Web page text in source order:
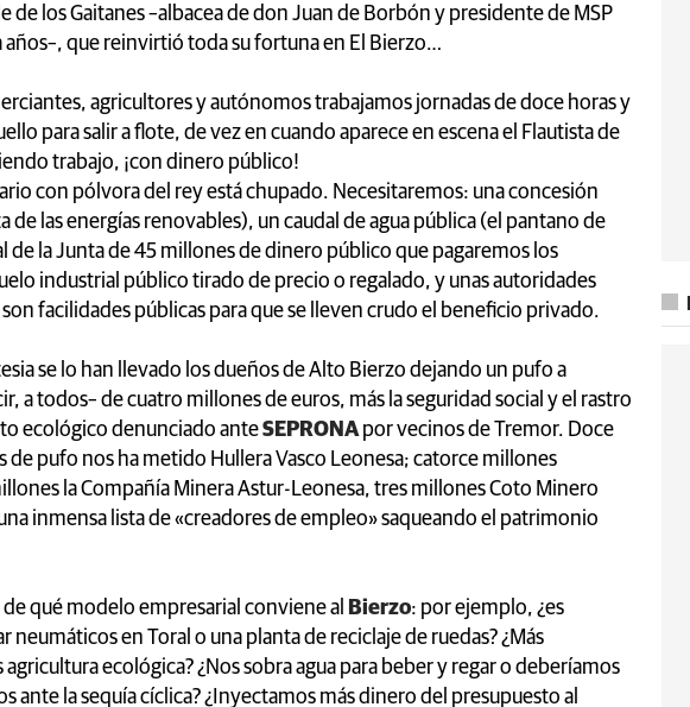
de los Gaitanes –albacea de don Juan de Borbón y presidente de MSP
años–, que reinvirtió toda su fortuna en El Bierzo…
agricultores y autónomos trabajamos jornadas de doce horas y
para salir a flote, de vez en cuando aparece en escena el Flautista de
trabajo, ¡con dinero público!
con pólvora del rey está chupado. Necesitaremos: una concesión
de las energías renovables), un caudal de agua pública (el pantano de
de la Junta de 45 millones de dinero público que pagaremos los
industrial público tirado de precio o regalado, y unas autoridades
facilidades públicas para que se lleven crudo el beneficio privado.
se lo han llevado los dueños de Alto Bierzo dejando un pufo a
a todos– de cuatro millones de euros, más la seguridad social y el rastro
ecológico denunciado anteSEPRONA por vecinos de Tremor. Doce
de pufo nos ha metido Hullera Vasco Leonesa; catorce millones
la Compañía Minera Astur-Leonesa, tres millones Coto Minero
inmensa lista de «creadores de empleo» saqueando el patrimonio
qué modelo empresarial conviene al Bierzo: por ejemplo, ¿es
neumáticos en Toral o una planta de reciclaje de ruedas? ¿Más
agricultura ecológica? ¿Nos sobra agua para beber y regar o deberíamos
ante la sequía cíclica? ¿Inyectamos más dinero del presupuesto al